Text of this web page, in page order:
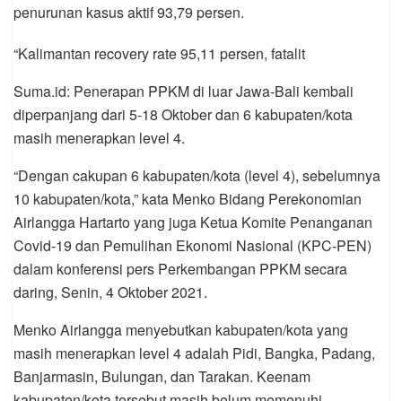
penurunan kasus aktif 93,79 persen.
“Kalimantan recovery rate 95,11 persen, fatalit
Suma.id: Penerapan PPKM di luar Jawa-Bali kembali
diperpanjang dari 5-18 Oktober dan 6 kabupaten/kota
masih menerapkan level 4.
“Dengan cakupan 6 kabupaten/kota (level 4), sebelumnya
10 kabupaten/kota,” kata Menko Bidang Perekonomian
Airlangga Hartarto yang juga Ketua Komite Penanganan
Covid-19 dan Pemulihan Ekonomi Nasional (KPC-PEN)
dalam konferensi pers Perkembangan PPKM secara
daring, Senin, 4 Oktober 2021.
Menko Airlangga menyebutkan kabupaten/kota yang
masih menerapkan level 4 adalah Pidi, Bangka, Padang,
Banjarmasin, Bulungan, dan Tarakan. Keenam